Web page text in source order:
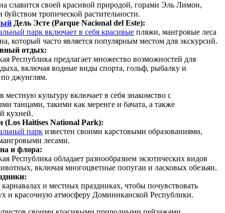
славится своей красивой природой, горами Эль Лимон,
буйством тропической растительности.
Дель Эсте (Parque Nacional del Este):
парк включает в себя красивые пляжи, мангровые леса
который часто является популярным местом для экскурсий.
отдых:
Республика предлагает множество возможностей для
включая водные виды спорта, гольф, рыбалку и
джунглям.
местную культуру включает в себя знакомство с
танцами, такими как меренге и бачата, а также
кухней.
Haitises National Park):
парк известен своими карстовыми образованиями,
лесами.
и флора:
Республика обладает разнообразием экзотических видов
включая многоцветные попугаи и ласковых обезьян.
карнавалах и местных праздниках, чтобы почувствовать
и красочную атмосферу Доминиканской Республики.